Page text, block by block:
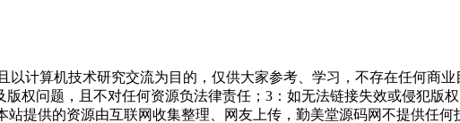
计算机技术研究交流为目的，仅供大家参考、学习，不存在任何商
权问题，且不对任何资源负法律责任；3：如无法链接失效或侵犯版
站提供的资源由互联网收集整理、网友上传，勤美堂源码网不提供任